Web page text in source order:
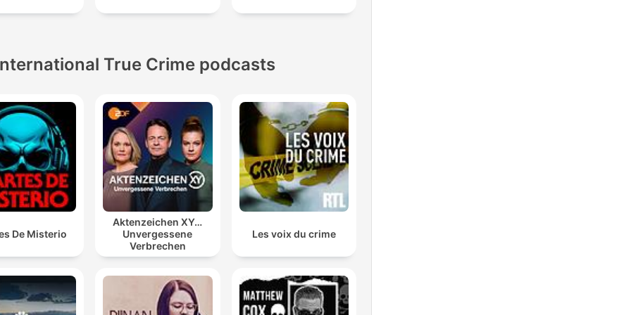
körperlicher Übergriffe.
True Crime podcasts
De Misterio
Aktenzeichen XY…
Unvergessene
Verbrechen
Les voix du crime